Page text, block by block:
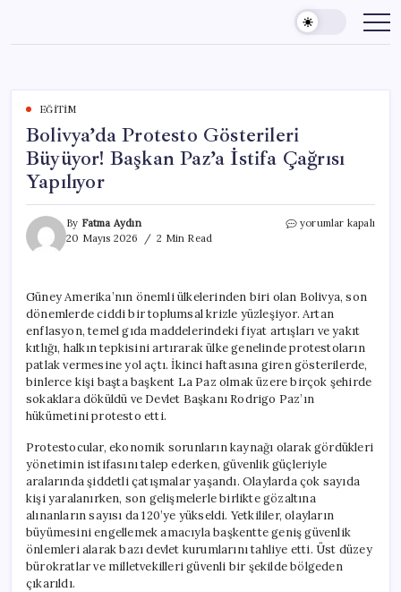
content
EĞITIM
Bolivya’da Protesto Gösterileri
Büyüyor! Başkan Paz’a İstifa Çağrısı
Yapılıyor
By Fatma Aydın
20 Mayıs 2026
2 Min Read
Bolivya’da
Paz’a
İstifa
Çağrısı
Yapılıyor
için
yorumlar kapalı
Güney Amerika’nın önemli ülkelerinden biri olan Bolivya, son
dönemlerde ciddi bir toplumsal krizle yüzleşiyor. Artan
enflasyon, temel gıda maddelerindeki fiyat artışları ve yakıt
kıtlığı, halkın tepkisini artırarak ülke genelinde protestoların
patlak vermesine yol açtı. İkinci haftasına giren gösterilerde,
binlerce kişi başta başkent La Paz olmak üzere birçok şehirde
sokaklara döküldü ve Devlet Başkanı Rodrigo Paz’ın
hükümetini protesto etti.
Protestocular, ekonomik sorunların kaynağı olarak gördükleri
yönetimin istifasını talep ederken, güvenlik güçleriyle
aralarında şiddetli çatışmalar yaşandı. Olaylarda çok sayıda
kişi yaralanırken, son gelişmelerle birlikte gözaltına
alınanların sayısı da 120’ye yükseldi. Yetkililer, olayların
büyümesini engellemek amacıyla başkentte geniş güvenlik
önlemleri alarak bazı devlet kurumlarını tahliye etti. Üst düzey
bürokratlar ve milletvekilleri güvenli bir şekilde bölgeden
çıkarıldı.